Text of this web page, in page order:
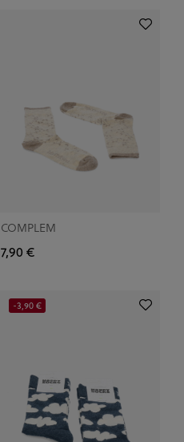
COMPLEM
7,90 €
-3,90 €